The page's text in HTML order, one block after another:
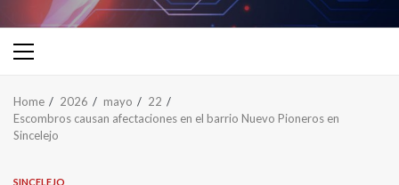
Home 2026 mayo
22
Escombros causan afectaciones en el barrio Nuevo Pioneros en
Sincelejo
SINCELEJO